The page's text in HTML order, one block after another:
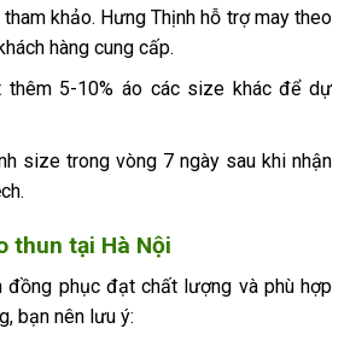
khảo. Hưng Thịnh hỗ trợ may theo
hàng cung cấp.
thêm 5-10% áo các size khác để dự
size trong vòng 7 ngày sau khi nhận
thun tại Hà Nội
đồng phục đạt chất lượng và phù hợp
bạn nên lưu ý: